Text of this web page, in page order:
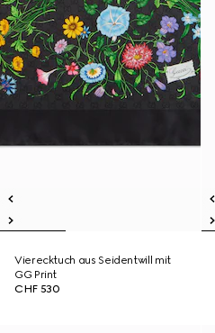
Vierecktuch aus Seidentwill mit
GG Print
CHF 530